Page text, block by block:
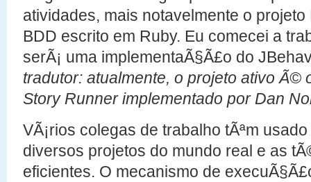
atividades, mais notavelmente o projeto
BDD escrito em Ruby. Eu comecei a
serÃ¡ uma implementaÃ§Ã£o do
tradutor: atualmente, o projeto ativo Ã©
Story Runner implementado por Dan
VÃ¡rios colegas de trabalho tÃªm
diversos projetos do mundo real e as
eficientes. O mecanismo de